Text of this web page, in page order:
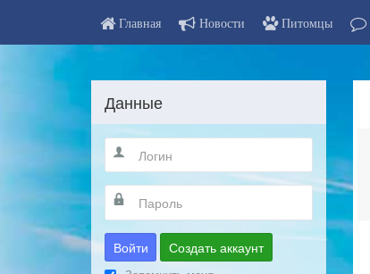
Главная Новости Питомцы
Данные
Войти Создать аккаунт